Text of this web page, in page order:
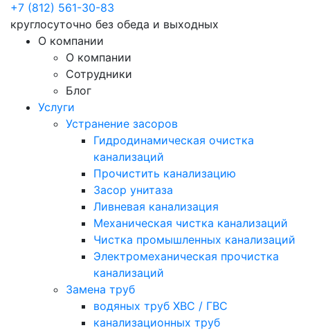
+7 (812) 561-30-83
круглосуточно без обеда и выходных
О компании
О компании
Сотрудники
Блог
Услуги
Устранение засоров
Гидродинамическая очистка
канализаций
Прочистить канализацию
Засор унитаза
Ливневая канализация
Механическая чистка канализаций
Чистка промышленных канализаций
Электромеханическая прочистка
канализаций
Замена труб
водяных труб ХВС / ГВС
канализационных труб